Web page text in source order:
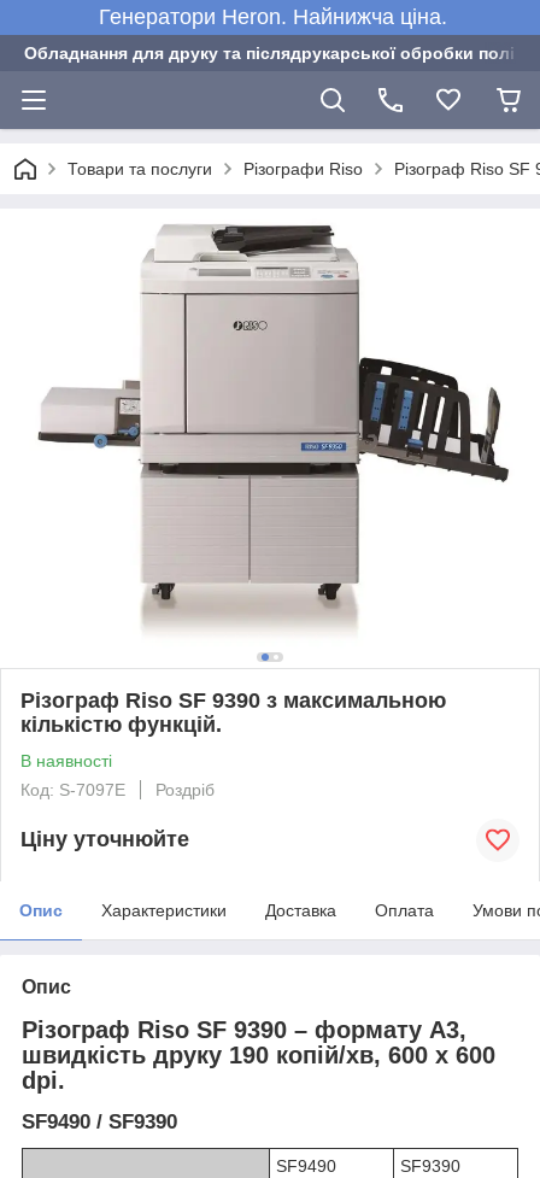
Генератори Heron. Найнижча ціна.
Обладнання для друку та післядрукарської обробки
Товари та послуги Різографи Riso Різограф Riso SF
Різограф Riso SF 9390 з максимальною
кількістю функцій.
В наявності
Код: S-7097E
Роздріб
Ціну уточнюйте
Опис Характеристики Доставка Оплата Умови
Опис
Різограф Riso SF 9390 – формату А3,
швидкість друку 190 копій/хв, 600 х 600
dpi.
SF9490 / SF9390
SF9490
SF9390